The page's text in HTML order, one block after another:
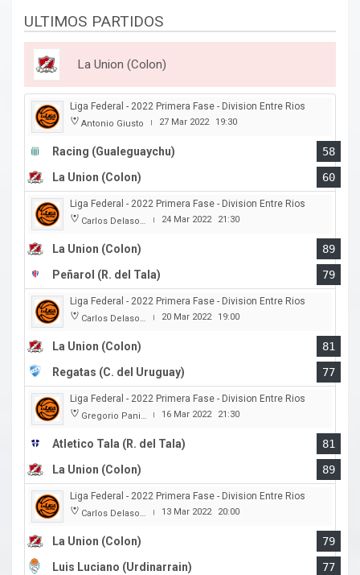
ULTIMOS PARTIDOS
La Union (Colon)
Liga Federal - 2022 Primera Fase - Division Entre Rios
Antonio Giusto | 27 Mar 2022 19:30
Racing (Gualeguaychu)
58
La Union (Colon)
60
Liga Federal - 2022 Primera Fase - Division Entre Rios
Carlos Delasoie | 24 Mar 2022 21:30
La Union (Colon)
89
Peñarol (R. del Tala)
79
Liga Federal - 2022 Primera Fase - Division Entre Rios
Carlos Delasoie | 20 Mar 2022 19:00
La Union (Colon)
81
Regatas (C. del Uruguay)
77
Liga Federal - 2022 Primera Fase - Division Entre Rios
Gregorio Panizza | 16 Mar 2022 21:30
Atletico Tala (R. del Tala)
81
La Union (Colon)
89
Liga Federal - 2022 Primera Fase - Division Entre Rios
Carlos Delasoie | 13 Mar 2022 20:00
La Union (Colon)
79
Luis Luciano (Urdinarrain)
77